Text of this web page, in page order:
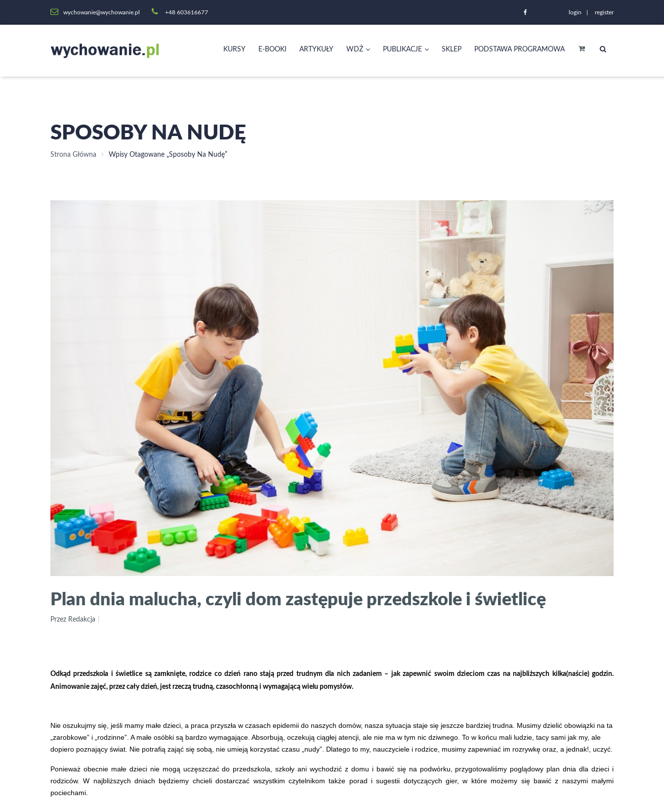
wychowanie@wychowanie.pl +48 603616677 login register
KURSY E-BOOKI ARTYKUŁY WDŻ PUBLIKACJE SKLEP PODSTAWA PROGRAMOWA
SPOSOBY NA NUDĘ
Strona Główna Wpisy Otagowane „sposoby Na Nudę”
Plan dnia malucha, czyli dom zastępuje przedszkole i świetlicę
Przez Redakcja
Odkąd przedszkola i świetlice są zamknięte, rodzice co dzień rano stają przed trudnym dla nich zadaniem – jak zapewnić swoim dzieciom czas na najbliższych kilka(naście) godzin.
Animowanie zajęć, przez cały dzień, jest rzeczą trudną, czasochłonną i wymagającą wielu pomysłów.
Nie oszukujmy się, jeśli mamy małe dzieci, a praca przyszła w czasach epidemii do naszych domów, nasza sytuacja staje się jeszcze bardziej trudna. Musimy dzielić obowiązki na ta
„zarobkowe” i „rodzinne”. A małe osóbki są bardzo wymagające. Absorbują, oczekują ciągłej atencji, ale nie ma w tym nic dziwnego. To w końcu mali ludzie, tacy sami jak my, ale
dopiero poznający świat. Nie potrafią zająć się sobą, nie umieją korzystać czasu „nudy”. Dlatego to my, nauczyciele i rodzice, musimy zapewniać im rozrywkę oraz, a jednak!, uczyć.
Ponieważ obecnie małe dzieci nie mogą uczęszczać do przedszkola, szkoły ani wychodzić z domu i bawić się na podwórku, przygotowaliśmy poglądowy plan dnia dla dzieci i
rodziców. W najbliższych dniach będziemy chcieli dostarczać wszystkim czytelnikom także porad i sugestii dotyczących gier, w które możemy się bawić z naszymi małymi
pociechami.